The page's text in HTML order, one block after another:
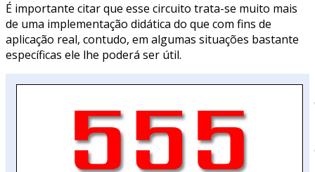
É importante citar que esse circuito trata-se muito mais
de uma implementação didática do que com fins de
aplicação real, contudo, em algumas situações bastante
específicas ele lhe poderá ser útil.